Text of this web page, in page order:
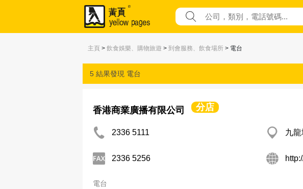
主頁 > 飲食娛樂、購物旅遊 > 到會服務、飲食場所 > 電台
5 結果發現 電台
香港商業廣播有限公司 分店
2336 5111 九
2336 5256
電台